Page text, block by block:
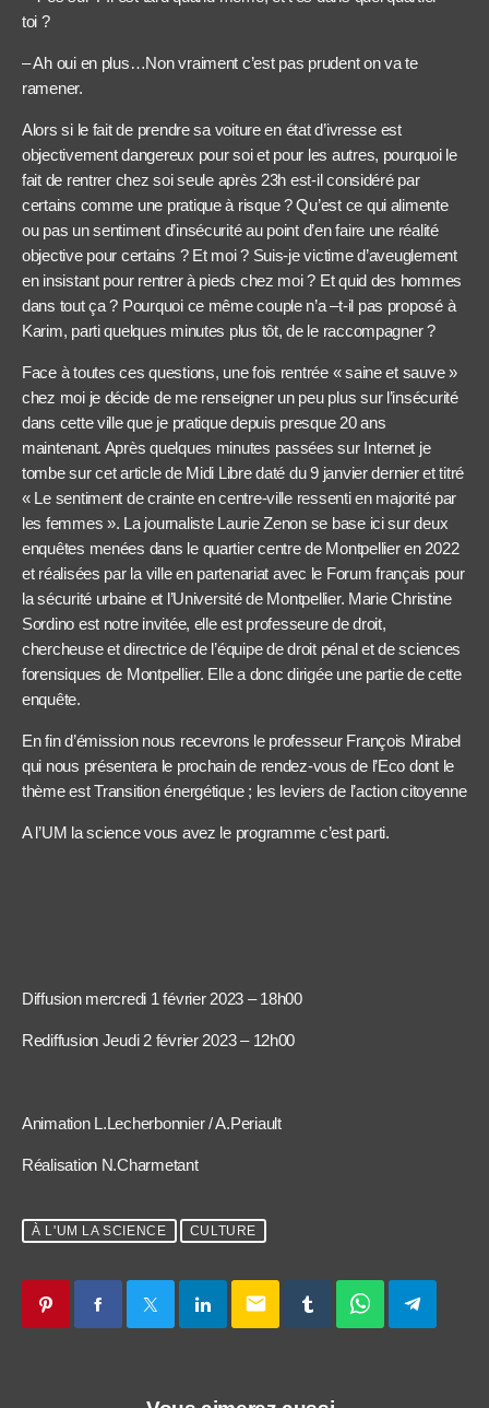
toi ?
– Ah oui en plus…Non vraiment c’est pas prudent on va te
ramener.
Alors si le fait de prendre sa voiture en état d’ivresse est
objectivement dangereux pour soi et pour les autres, pourquoi le
fait de rentrer chez soi seule après 23h est-il considéré par
certains comme une pratique à risque ? Qu’est ce qui alimente
ou pas un sentiment d’insécurité au point d’en faire une réalité
objective pour certains ? Et moi ? Suis-je victime d’aveuglement
en insistant pour rentrer à pieds chez moi ? Et quid des hommes
dans tout ça ? Pourquoi ce même couple n’a –t-il pas proposé à
Karim, parti quelques minutes plus tôt, de le raccompagner ?
Face à toutes ces questions, une fois rentrée « saine et sauve »
chez moi je décide de me renseigner un peu plus sur l’insécurité
dans cette ville que je pratique depuis presque 20 ans
maintenant. Après quelques minutes passées sur Internet je
tombe sur cet article de Midi Libre daté du 9 janvier dernier et titré
« Le sentiment de crainte en centre-ville ressenti en majorité par
les femmes ». La journaliste Laurie Zenon se base ici sur deux
enquêtes menées dans le quartier centre de Montpellier en 2022
et réalisées par la ville en partenariat avec le Forum français pour
la sécurité urbaine et l’Université de Montpellier. Marie Christine
Sordino est notre invitée, elle est professeure de droit,
chercheuse et directrice de l’équipe de droit pénal et de sciences
forensiques de Montpellier. Elle a donc dirigée une partie de cette
enquête.
En fin d’émission nous recevrons le professeur François Mirabel
qui nous présentera le prochain de rendez-vous de l’Eco dont le
thème est Transition énergétique ; les leviers de l’action citoyenne
A l’UM la science vous avez le programme c’est parti.
Diffusion mercredi 1 février 2023 – 18h00
Rediffusion Jeudi 2 février 2023 – 12h00
Animation L.Lecherbonnier / A.Periault
Réalisation N.Charmetant
À L'UM LA SCIENCE CULTURE
email